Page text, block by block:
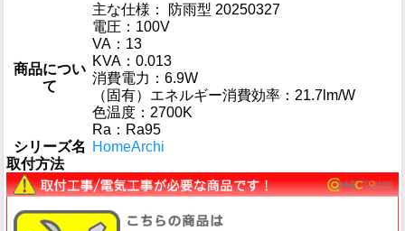
主な仕様： 防雨型 20250327
商品につい
て
電圧：100V
VA：13
KVA：0.013
消費電力：6.9W
（固有）エネルギー消費効率：21.7lm/W
色温度：2700K
Ra：Ra95
シリーズ名
HomeArchi
取付方法